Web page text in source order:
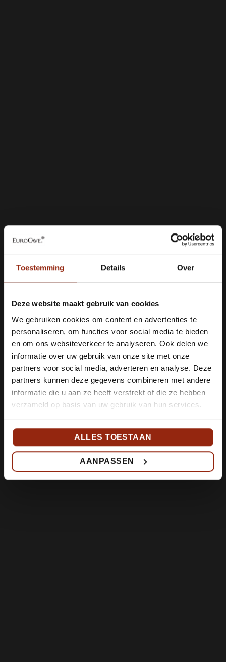
Toestemming Details Over
Deze website maakt gebruik van cookies
We gebruiken cookies om content en advertenties te
personaliseren, om functies voor social media te bieden
en om ons websiteverkeer te analyseren. Ook delen we
informatie over uw gebruik van onze site met onze
partners voor social media, adverteren en analyse. Deze
partners kunnen deze gegevens combineren met andere
informatie die u aan ze heeft verstrekt of die ze hebben
verzameld op basis van uw gebruik van hun services.
ALLES TOESTAAN
AANPASSEN